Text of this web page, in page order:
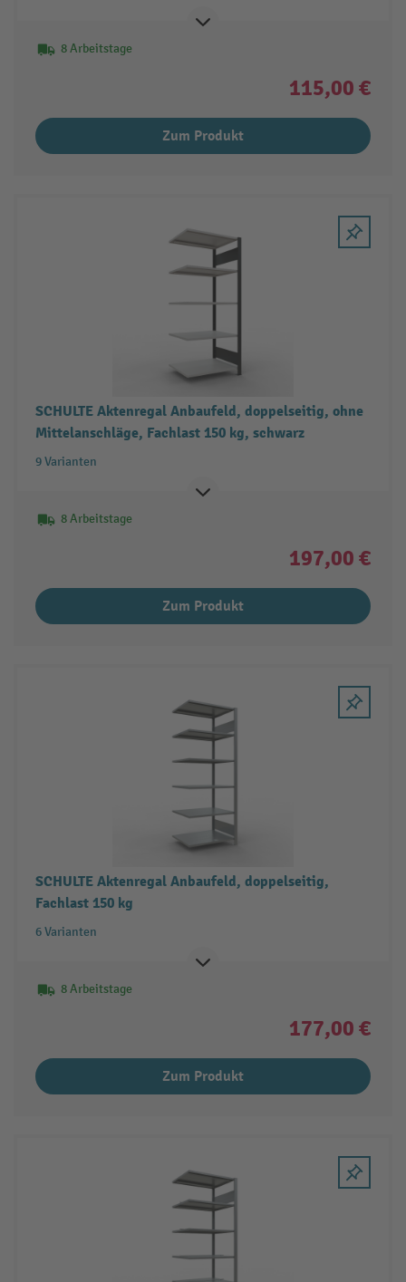
8 Arbeitstage
115,00 €
Zum Produkt
SCHULTE Aktenregal Anbaufeld, doppelseitig, ohne
Mittelanschläge, Fachlast 150 kg, schwarz
9 Varianten
8 Arbeitstage
197,00 €
Zum Produkt
SCHULTE Aktenregal Anbaufeld, doppelseitig,
Fachlast 150 kg
6 Varianten
8 Arbeitstage
177,00 €
Zum Produkt